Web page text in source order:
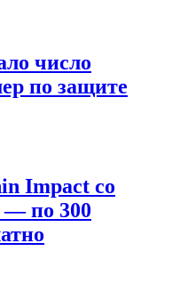
число
по защите
Impact со
— по 300